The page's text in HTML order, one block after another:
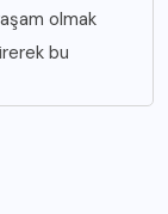
olmak
bu